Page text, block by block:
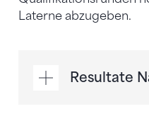
Laterne abzugeben.
Resultate